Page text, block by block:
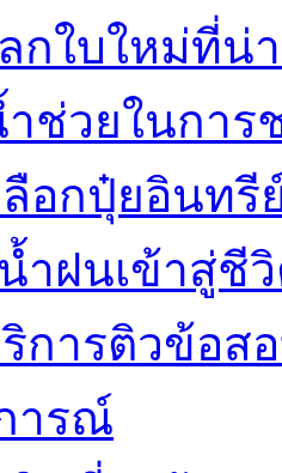
กใบใหม่ที่น่
ำช่วยในกา
ลือกปุ๋ยอินทรี
ำฝนเข้าสู่ชี
การติวข้อส
ารณ์